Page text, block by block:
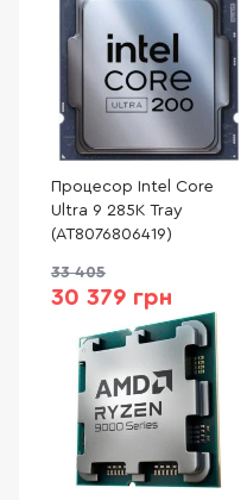
Процесор Intel Core
Ultra 9 285K Tray
(AT8076806419)
33 405
30 379 грн